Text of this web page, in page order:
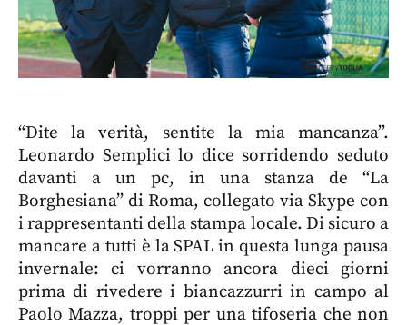
“Dite la verità, sentite la mia mancanza”.
Leonardo Semplici lo dice sorridendo seduto
davanti a un pc, in una stanza de “La
Borghesiana” di Roma, collegato via Skype con
i rappresentanti della stampa locale. Di sicuro a
mancare a tutti è la SPAL in questa lunga pausa
invernale: ci vorranno ancora dieci giorni
prima di rivedere i biancazzurri in campo al
Paolo Mazza, troppi per una tifoseria che non